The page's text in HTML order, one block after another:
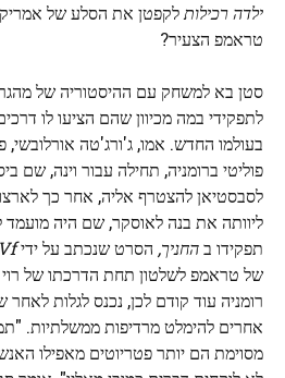
ילדה רכילותלקפטן את הסלע של
טראמפ הצעיר?
סטן בא למשחק עם ההיסטוריה של
לתפקידי במה מכיוון שהם הציעו לו
בעולמו החדש. אמו, ג'ורג'טה
פוליטי ברומניה, תחילה עבור וינה,
לסבסטיאן להצטרף אליה, אחר כך
ליוותה את בנה לאוסקר, שם היה מועמד
תפקידו בהחניך, הסרט שנכתב על ידיVf
של טראמפ לשלטון תחת הדרכתו של
רומניה עוד קודם לכן, נכנס לגלות לאחר
אחרים להימלט מרדיפות ממשלתיות.
מסוימת הם יותר פטריוטים מאפילו